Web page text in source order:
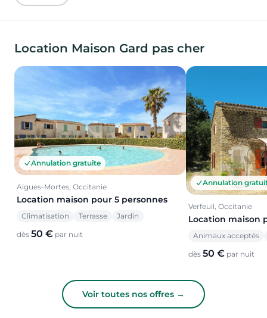
Location Maison Gard pas cher
Annulation gratuite
Aigues-Mortes, Occitanie
Location maison pour 5 personnes
Climatisation Terrasse Jardin
dès 50 € par nuit
Annulation
Verfeuil, Occitanie
Location maison
Animaux acceptés
dès 50 € par nuit
Voir toutes nos offres →